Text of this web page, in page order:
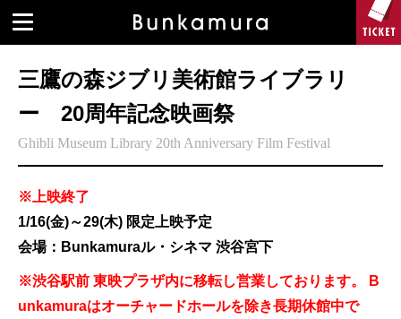
三鷹の森ジブリ美術館ライブラリ
ー 20周年記念映画祭
Ghibli Museum Library 20th Anniversary Film Festival
※上映終了
1/16(金)～29(木) 限定上映予定
会場：Bunkamuraル・シネマ 渋谷宮下
※渋谷駅前 東映プラザ内に移転し営業しております。 B
unkamuraはオーチャードホールを除き長期休館中で